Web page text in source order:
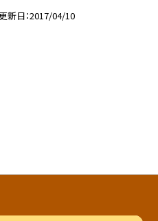
新日 2017/04/10